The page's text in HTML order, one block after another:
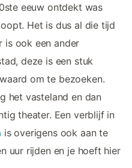
eeuw ontdekt was
Het is dus al die tijd
is ook een ander
deze is een stuk
om te bezoeken.
het vasteland en dan
theater. Een verblijf in
is overigens ook aan te
uur rijden en je hoeft hier